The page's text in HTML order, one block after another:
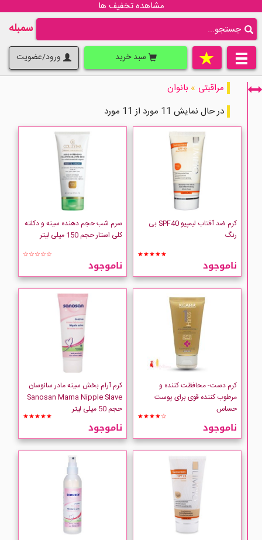
مشاهده تخفیف ها
سمبله
سبد خرید ورود/عضویت
فقط نمایش کالاهای موجود
AURA CHAKE
Collistar
KEARR
LIMPIO
Pharmaceris
TALIKA
مراقبتی » بانوان
در حال نمایش 11 مورد از 11 مورد
کرم ضد آفتاب لیمپیو SPF40 بی
رنگ
★★★★★
ناموجود
سرم شب حجم دهنده سینه و دکلته
کلی استار حجم 150 میلی لیتر
☆☆☆☆☆
ناموجود
کرم دست- محافظت کننده و
مرطوب کننده قوی برای پوست
حساس
★★★★☆
ناموجود
کرم آرام بخش سینه مادر سانوسان
Sanosan Mama Nipple Slave
حجم 50 میلی لیتر
★★★★★
ناموجود